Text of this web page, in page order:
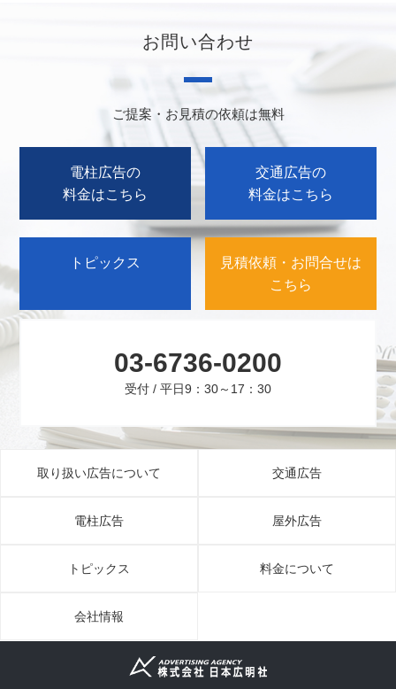
お問い合わせ
ご提案・お見積の依頼は無料
電柱広告の
料金はこちら
交通広告の
料金はこちら
トピックス
見積依頼・お問合せは
こちら
03-6736-0200
受付 / 平日9：30～17：30
取り扱い広告について 交通広告
電柱広告 屋外広告
トピックス 料金について
会社情報